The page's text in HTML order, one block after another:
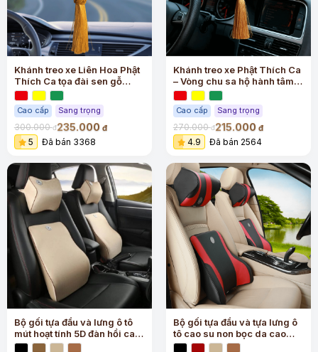
Khánh treo xe Liên Hoa Phật
Thích Ca tọa đài sen gỗ
hoàng dương cao cấp
Cao cấp Sang trọng
300.000đ235.000 đ
5 Đã bán 3368
Khánh treo xe Phật Thích Ca
– Vòng chu sa hộ hành tâm
an
Cao cấp Sang trọng
270.000đ215.000 đ
4.9 Đã bán 2564
Bộ gối tựa đầu và lưng ô tô
mút hoạt tính 5D đàn hồi cao
cấp
Bộ gối tựa đầu và tựa lưng ô
tô cao su non bọc da cao
cấp